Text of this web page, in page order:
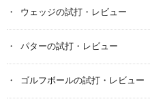
ウェッジの試打・レビュー
パターの試打・レビュー
ゴルフボールの試打・レビュー